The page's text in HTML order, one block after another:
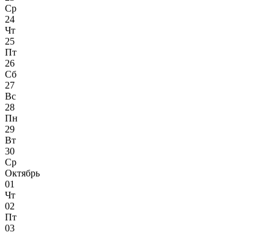
Ср
24
Чт
25
Пт
26
Сб
27
Вс
28
Пн
29
Вт
30
Ср
Октябрь
01
Чт
02
Пт
03